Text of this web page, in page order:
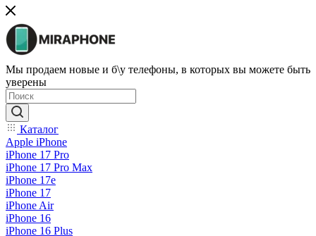
Мы продаем новые и б\у телефоны, в которых вы можете быть
уверены
Каталог
Apple iPhone
iPhone 17 Pro
iPhone 17 Pro Max
iPhone 17e
iPhone 17
iPhone Air
iPhone 16
iPhone 16 Plus